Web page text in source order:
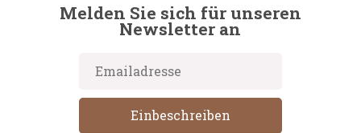
Melden Sie sich für unseren
Newsletter an